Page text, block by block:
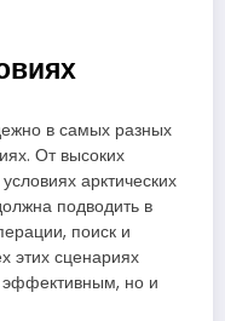
в самых разных
От высоких
арктических
подводить в
поиск и
этих сценариях
эффективным, но и